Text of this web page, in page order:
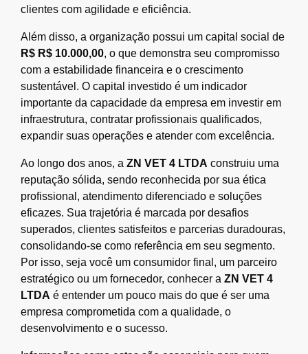
clientes com agilidade e eficiência.
Além disso, a organização possui um capital social de
R$ R$ 10.000,00, o que demonstra seu compromisso
com a estabilidade financeira e o crescimento
sustentável. O capital investido é um indicador
importante da capacidade da empresa em investir em
infraestrutura, contratar profissionais qualificados,
expandir suas operações e atender com excelência.
Ao longo dos anos, a ZN VET 4 LTDA construiu uma
reputação sólida, sendo reconhecida por sua ética
profissional, atendimento diferenciado e soluções
eficazes. Sua trajetória é marcada por desafios
superados, clientes satisfeitos e parcerias duradouras,
consolidando-se como referência em seu segmento.
Por isso, seja você um consumidor final, um parceiro
estratégico ou um fornecedor, conhecer a ZN VET 4
LTDA é entender um pouco mais do que é ser uma
empresa comprometida com a qualidade, o
desenvolvimento e o sucesso.